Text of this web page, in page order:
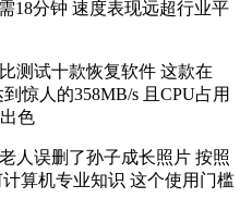
18分钟 速度表现远超行业平
测试十款恢复软件 这款在
惊人的358MB/s 且CPU占用
色
人误删了孙子成长照片 按照
算机专业知识 这个使用门槛